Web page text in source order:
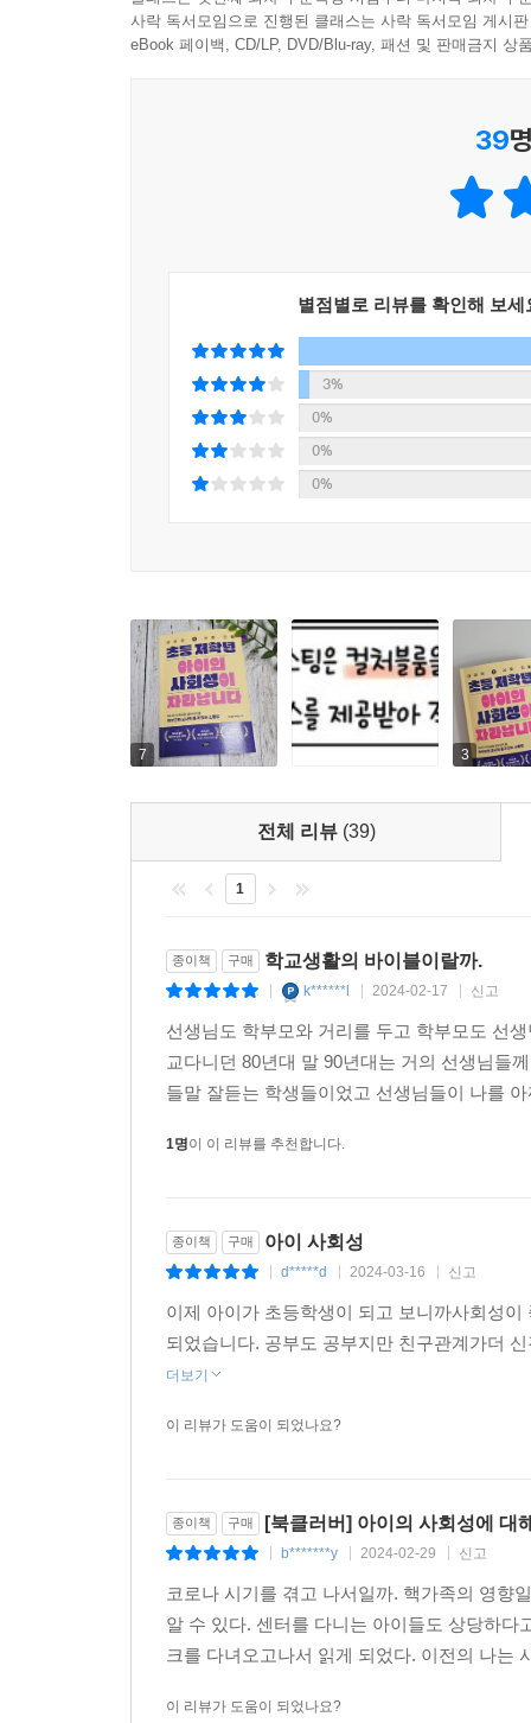
부모의 가치와 성향에 대한 선택이 가장 중요합니
사락 독서모임으로 진행된 클래스는 사락 독서모임 게시
eBook 페이백, CD/LP, DVD/Blu-ray, 패션 및 판매금지 상
39
별점별로 리뷰를 확인해 보세
3%
0%
0%
0%
7 3
전체 리뷰 (39)
1
종이책 구매 학교생활의 바이블이랄까.
k******l 2024-02-17 신고
선생님도 학부모와 거리를 두고 학부모도 선
교다니던 80년대 말 90년대는 거의 선생님들
들말 잘듣는 학생들이었고 선생님들이 나를
1명이 이 리뷰를 추천합니다.
종이책 구매 아이 사회성
d*****d 2024-03-16 신고
이제 아이가 초등학생이 되고 보니까사회성
되었습니다. 공부도 공부지만 친구관계가더
더보기
이 리뷰가 도움이 되었나요?
종이책 구매 [북클러버] 아이의 사회성에 대
b*******y 2024-02-29 신고
코로나 시기를 겪고 나서일까. 핵가족의 영향
알 수 있다. 센터를 다니는 아이들도 상당하
크를 다녀오고나서 읽게 되었다. 이전의 나는
이 리뷰가 도움이 되었나요?